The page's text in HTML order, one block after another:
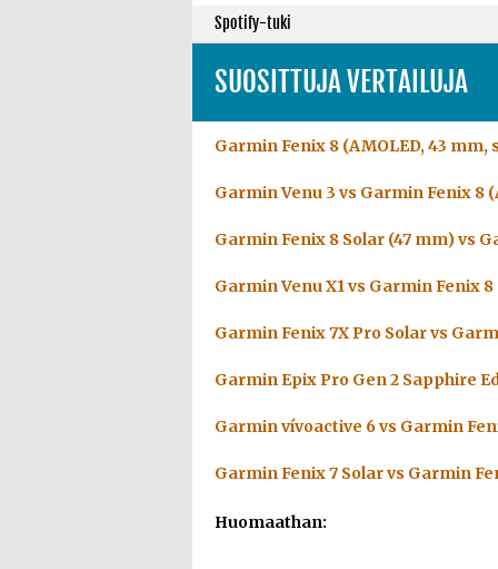
Spotify-tuki
SUOSITTUJA VERTAILUJA
Garmin Fenix 8 (AMOLED, 43
Garmin Venu 3 vs Garmin Fenix 8
Garmin Fenix 8 Solar (47 mm) vs
Garmin Venu X1 vs Garmin Fenix
Garmin Fenix 7X Pro Solar vs
Garmin Epix Pro Gen 2 Sapphire
Garmin vívoactive 6 vs Garmin
Garmin Fenix 7 Solar vs Garmin
Huomaathan: